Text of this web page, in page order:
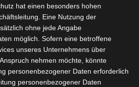
Wert auf die Aus- und
Mitglieder und der
In diesem
wir uns, eine exklusive
Event-Akademie der EurAka
bekannt zu geben.
hat einen besonders hohen
Eine Nutzung der
ohne jede Angabe
möglich. Sofern eine betroffene
unseres Unternehmens über
nehmen möchte, könnte
personenbezogener Daten erforderlich
personenbezogener Daten